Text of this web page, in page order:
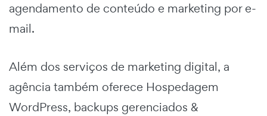
agendamento de conteúdo e marketing por e-
mail.
Além dos serviços de marketing digital, a
agência também oferece Hospedagem
WordPress, backups gerenciados &